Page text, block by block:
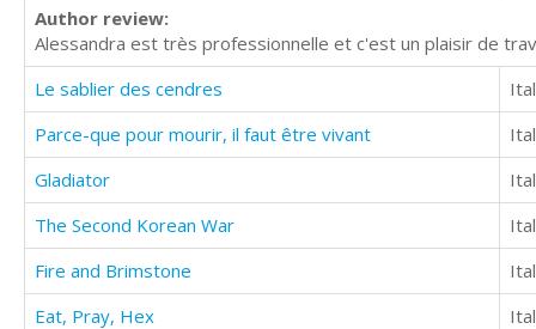
Author review:
Alessandra est très professionnelle et c'est un plaisir de
Le sablier des cendres
Parce-que pour mourir, il faut être vivant
Gladiator
The Second Korean War
Fire and Brimstone
Eat, Pray, Hex